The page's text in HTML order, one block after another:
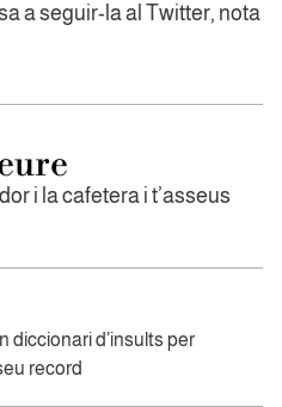
a seguir-la al Twitter, nota
i la cafetera i t’asseus
diccionari d’insults per
record